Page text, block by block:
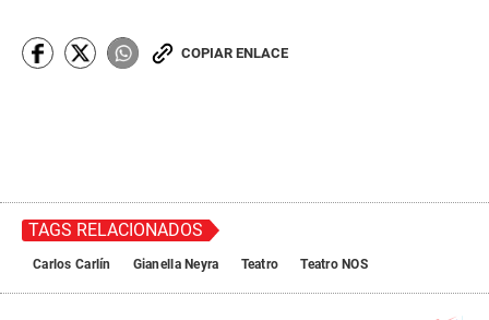
COPIAR ENLACE
TAGS RELACIONADOS
Carlos Carlín Gianella Neyra Teatro Teatro NOS